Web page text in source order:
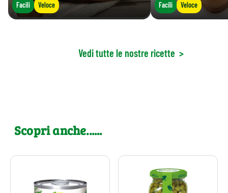
Facili Veloce Facili Veloce
Vedi tutte le nostre ricette >
Scopri anche......